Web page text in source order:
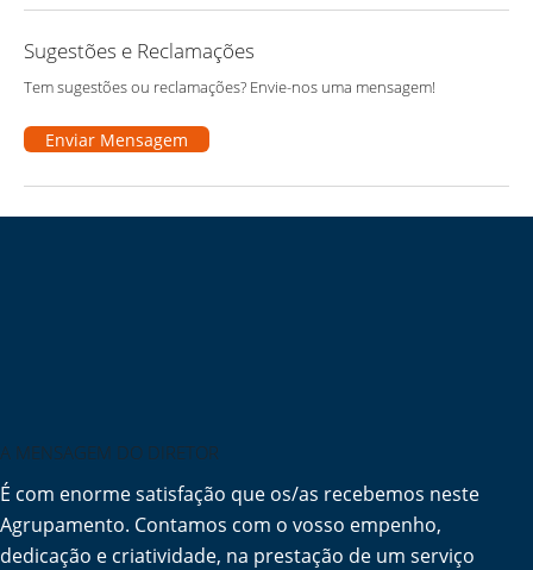
Sugestões e Reclamações
Tem sugestões ou reclamações? Envie-nos uma mensagem!
Enviar Mensagem
A MENSAGEM DO DIRETOR
É com enorme satisfação que os/as recebemos neste
Agrupamento. Contamos com o vosso empenho,
dedicação e criatividade, na prestação de um serviço